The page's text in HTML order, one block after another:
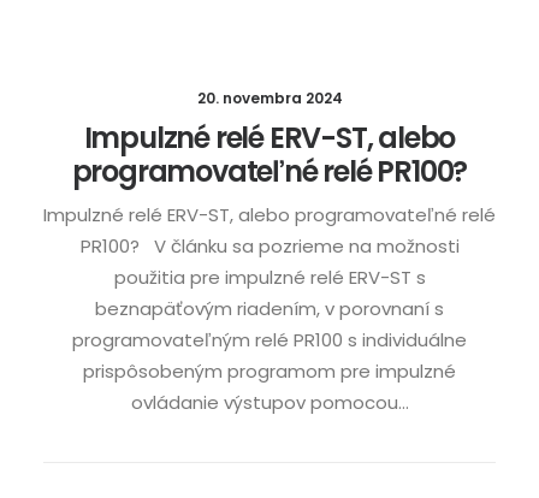
20. novembra 2024
Impulzné relé ERV-ST, alebo
programovateľné relé PR100?
Impulzné relé ERV-ST, alebo programovateľné relé
PR100? V článku sa pozrieme na možnosti
použitia pre impulzné relé ERV-ST s
beznapäťovým riadením, v porovnaní s
programovateľným relé PR100 s individuálne
prispôsobeným programom pre impulzné
ovládanie výstupov pomocou…